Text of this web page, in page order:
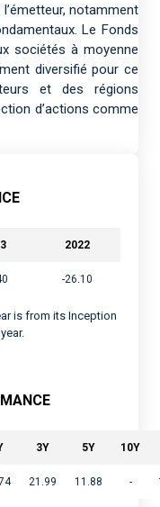
notamment
Le Fonds
sociétés à moyenne
diversifié pour ce
et des régions
d’actions comme
2022
-26.10
is from its Inception
3Y 5Y 10Y
21.99 11.88 -